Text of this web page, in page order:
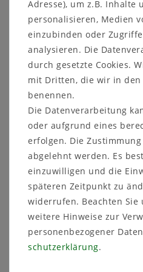
des
Pflege besonders
Leicht und langlebig:
Trotz seiner
leicht und einfach
hochwertige
bleiben.
Vielfältige Größen
Größen:
ø14 cm,
ø19 cm,
ø25 cm,
ø30 cm,
ø40 cm,
Farben:Weiß,
Oberfläche:
Adresse), um z.B. Inhalte
personalisieren, Medien
einzubinden oder
analysieren. Die
durch gesetzte Cookies.
mit Dritten, die wir in den
benennen.
Die Datenverarbeitung
oder aufgrund eines
erfolgen. Die
abgelehnt werden. Es
einzuwilligen und die
späteren Zeitpunkt zu
widerrufen. Beachten Sie
weitere Hinweise zur
personenbezogener
schutz­erklärung.